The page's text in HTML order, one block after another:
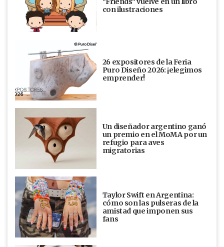
con ilustraciones
26 expositores de la Feria
Puro Diseño 2026: ¡elegimos
emprender!
Un diseñador argentino ganó
un premio en el MoMA por un
refugio para aves
migratorias
Taylor Swift en Argentina:
cómo son las pulseras de la
amistad que imponen sus
fans